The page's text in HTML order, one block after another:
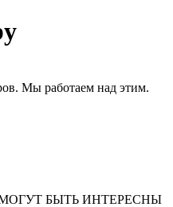
Мы работаем над этим.
БЫТЬ ИНТЕРЕСНЫ